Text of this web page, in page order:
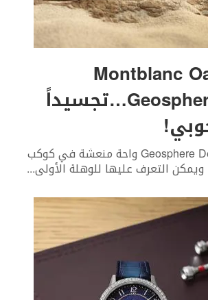
Montblanc
Geosphere Desert…تجسيداً
تعدّ 1858 Geosphere Desert واحة منعشة في كوكب
ويمكن التعرف عليها للوهلة الأولى...